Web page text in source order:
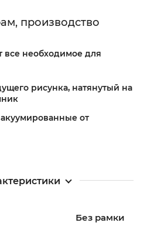
производство
все необходимое для
рисунка, натянутый на
от
Без рамки